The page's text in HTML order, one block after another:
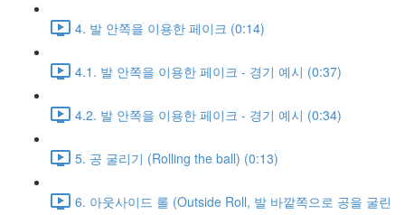
4. 발 안쪽을 이용한 페이크 (0:14)
4.1. 발 안쪽을 이용한 페이크 - 경기 예시 (0:37)
4.2. 발 안쪽을 이용한 페이크 - 경기 예시 (0:34)
5. 공 굴리기 (Rolling the ball) (0:13)
6. 아웃사이드 롤 (Outside Roll, 발 바깥쪽으로 공을 굴린